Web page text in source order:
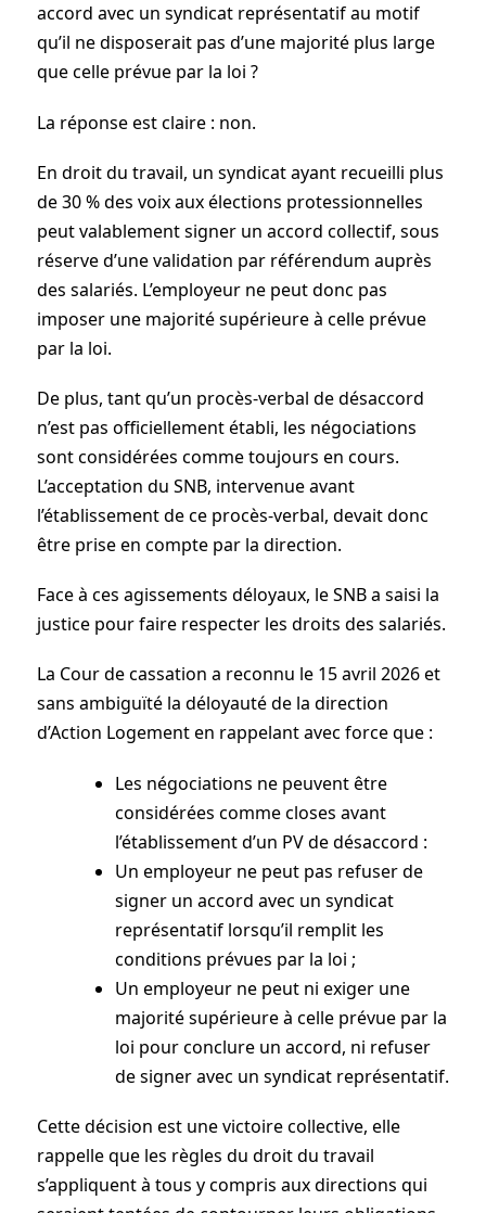
accord avec un syndicat représentatif au motif
qu’il ne disposerait pas d’une majorité plus large
que celle prévue par la loi ?
La réponse est claire : non.
En droit du travail, un syndicat ayant recueilli plus
de 30 % des voix aux élections protessionnelles
peut valablement signer un accord collectif, sous
réserve d’une validation par référendum auprès
des salariés. L’employeur ne peut donc pas
imposer une majorité supérieure à celle prévue
par la loi.
De plus, tant qu’un procès-verbal de désaccord
n’est pas officiellement établi, les négociations
sont considérées comme toujours en cours.
L’acceptation du SNB, intervenue avant
l’établissement de ce procès-verbal, devait donc
être prise en compte par la direction.
Face à ces agissements déloyaux, le SNB a saisi la
justice pour faire respecter les droits des salariés.
La Cour de cassation a reconnu le 15 avril 2026 et
sans ambiguïté la déloyauté de la direction
d’Action Logement en rappelant avec force que :
Les négociations ne peuvent être
considérées comme closes avant
l’établissement d’un PV de désaccord :
Un employeur ne peut pas refuser de
signer un accord avec un syndicat
représentatif lorsqu’il remplit les
conditions prévues par la loi ;
Un employeur ne peut ni exiger une
majorité supérieure à celle prévue par la
loi pour conclure un accord, ni refuser
de signer avec un syndicat représentatif.
Cette décision est une victoire collective, elle
rappelle que les règles du droit du travail
s’appliquent à tous y compris aux directions qui